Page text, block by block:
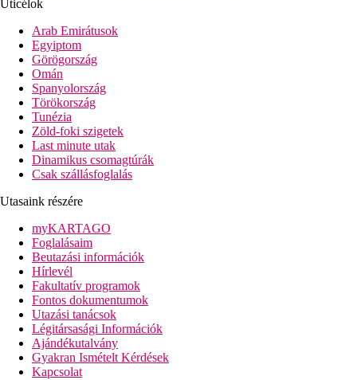
Úticélok
Arab Emirátusok
Egyiptom
Görögország
Omán
Spanyolország
Törökország
Tunézia
Zöld-foki szigetek
Last minute utak
Dinamikus csomagtúrák
Csak szállásfoglalás
Utasaink részére
myKARTAGO
Foglalásaim
Beutazási információk
Hírlevél
Fakultatív programok
Fontos dokumentumok
Utazási tanácsok
Légitársasági Információk
Ajándékutalvány
Gyakran Ismételt Kérdések
Kapcsolat